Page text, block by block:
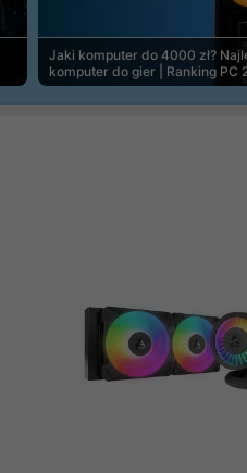
Jaki komputer do 4000 zł?
komputer do gier | Ranking PC